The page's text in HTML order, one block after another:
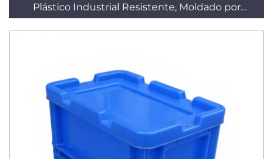
Plástico Industrial Resistente, Moldado por
Injeção em PP